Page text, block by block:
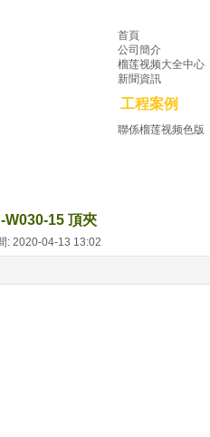
首頁
公司簡介
榴莲视频大全中心
新聞資訊
工程案例
聯係榴莲视频色版
W030-15 頂夾
: 2020-04-13 13:02